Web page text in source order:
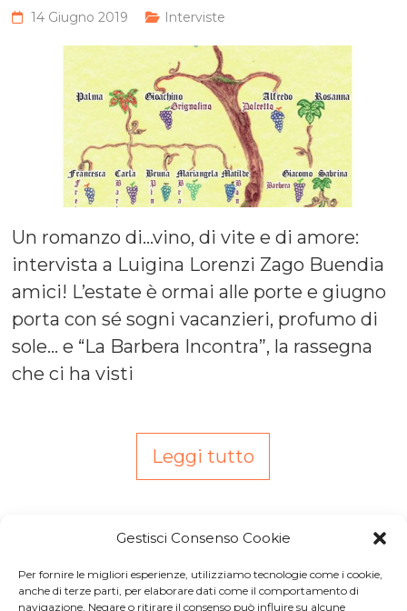
Gestisci Consenso Cookie
Per fornire le migliori esperienze, utilizziamo tecnologie come i cookie,
anche di terze parti, per elaborare dati come il comportamento di
navigazione. Negare o ritirare il consenso può influire su alcune
14 Giugno 2019 Interviste
Un romanzo di…vino, di vite e di amore:
intervista a Luigina Lorenzi Zago Buendia
amici! L’estate è ormai alle porte e giugno
porta con sé sogni vacanzieri, profumo di
sole… e “La Barbera Incontra”, la rassegna
che ci ha visti
Leggi tutto
Iscriviti aMacondo Post, la